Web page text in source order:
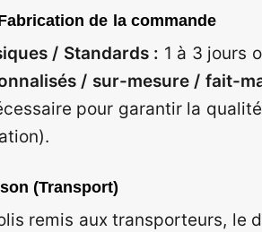
de la commande
/ Standards : 1 à 3 jours
/ sur-mesure / fait-
pour garantir la
(Transport)
remis aux transporteurs, le